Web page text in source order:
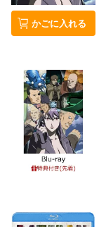
かごに入れる